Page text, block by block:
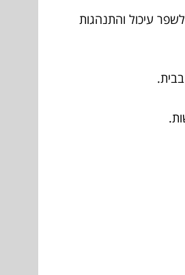
עיכול והתנהגות